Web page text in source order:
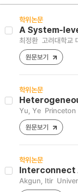
학위논문
A System-
최정환 고려대학교
원문보기
학위논문
Yu, Ye
원문보기
학위논문
Interconnect
Akgun, Itir